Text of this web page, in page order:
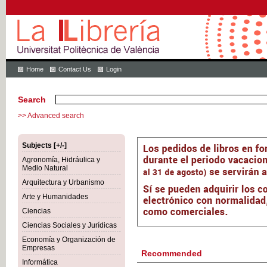
Home Contact Us Login
Search
>> Advanced search
Subjects [+/-]
Agronomía, Hidráulica y
Medio Natural
Arquitectura y Urbanismo
Arte y Humanidades
Ciencias
Ciencias Sociales y Jurídicas
Economía y Organización de
Empresas
Informática
Recommended